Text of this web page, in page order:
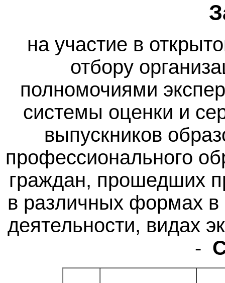
З
на участие в
отбору
полномочиями
системы оценки и
выпускников
профессионального
граждан, прошедших
в различных формах в
деятельности, видах
-